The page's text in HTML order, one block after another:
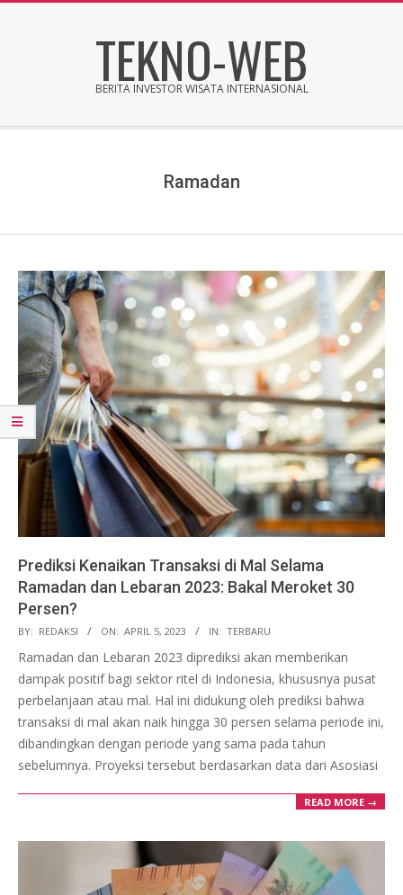
TEKNO-WEB
BERITA INVESTOR WISATA INTERNASIONAL
Ramadan
Prediksi Kenaikan Transaksi di Mal Selama
Ramadan dan Lebaran 2023: Bakal Meroket 30
Persen?
2023-
04-
05
BY: REDAKSI ON: APRIL 5, 2023 IN: TERBARU
Ramadan dan Lebaran 2023 diprediksi akan memberikan
dampak positif bagi sektor ritel di Indonesia, khususnya pusat
perbelanjaan atau mal. Hal ini didukung oleh prediksi bahwa
transaksi di mal akan naik hingga 30 persen selama periode ini,
dibandingkan dengan periode yang sama pada tahun
sebelumnya. Proyeksi tersebut berdasarkan data dari Asosiasi
READ MORE →